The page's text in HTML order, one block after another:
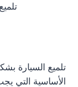
تلميع السيارة
الأساسية التي